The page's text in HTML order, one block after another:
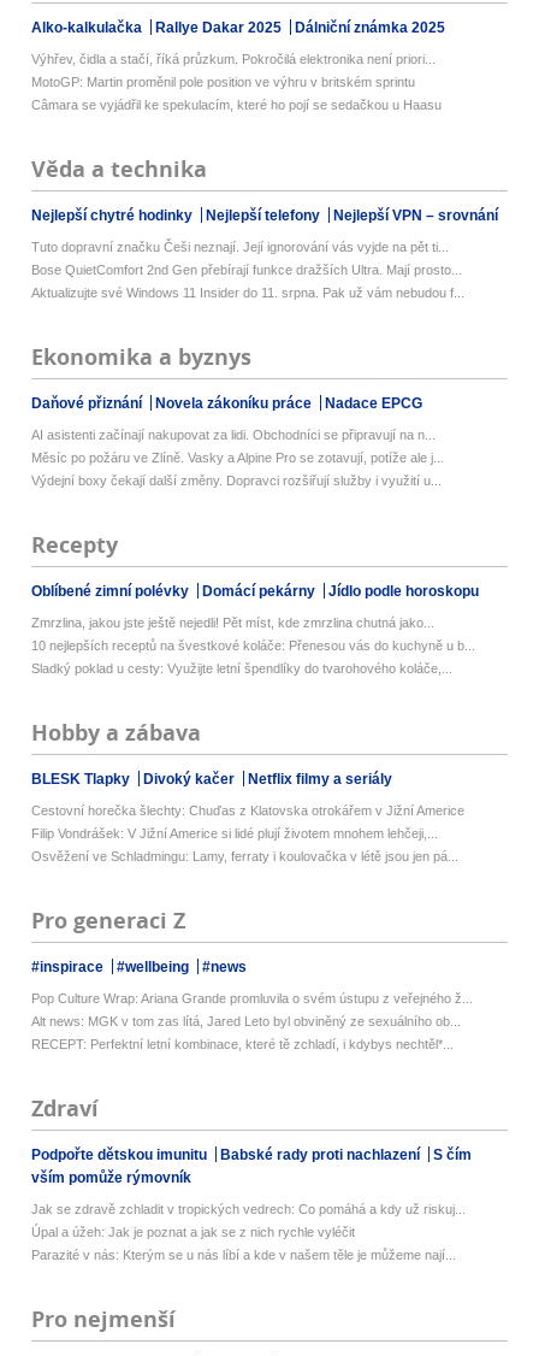
Alko-kalkulačka Rallye Dakar 2025 Dálniční známka 2025
Výhřev, čidla a stačí, říká průzkum. Pokročilá elektronika není priori...
MotoGP: Martin proměnil pole position ve výhru v britském sprintu
Câmara se vyjádřil ke spekulacím, které ho pojí se sedačkou u Haasu
Věda a technika
Nejlepší chytré hodinky Nejlepší telefony Nejlepší VPN – srovnání
Tuto dopravní značku Češi neznají. Její ignorování vás vyjde na pět ti...
Bose QuietComfort 2nd Gen přebírají funkce dražších Ultra. Mají prosto...
Aktualizujte své Windows 11 Insider do 11. srpna. Pak už vám nebudou f...
Ekonomika a byznys
Daňové přiznání Novela zákoníku práce Nadace EPCG
AI asistenti začínají nakupovat za lidi. Obchodníci se připravují na n...
Měsíc po požáru ve Zlíně. Vasky a Alpine Pro se zotavují, potíže ale j...
Výdejní boxy čekají další změny. Dopravci rozšiřují služby i využití u...
Recepty
Oblíbené zimní polévky Domácí pekárny Jídlo podle horoskopu
Zmrzlina, jakou jste ještě nejedli! Pět míst, kde zmrzlina chutná jako...
10 nejlepších receptů na švestkové koláče: Přenesou vás do kuchyně u b...
Sladký poklad u cesty: Využijte letní špendlíky do tvarohového koláče,...
Hobby a zábava
BLESK Tlapky Divoký kačer Netflix filmy a seriály
Cestovní horečka šlechty: Chuďas z Klatovska otrokářem v Jižní Americe
Filip Vondrášek: V Jižní Americe si lidé plují životem mnohem lehčeji,...
Osvěžení ve Schladmingu: Lamy, ferraty i koulovačka v létě jsou jen pá...
Pro generaci Z
#inspirace #wellbeing #news
Pop Culture Wrap: Ariana Grande promluvila o svém ústupu z veřejného ž...
Alt news: MGK v tom zas lítá, Jared Leto byl obviněný ze sexuálního ob...
RECEPT: Perfektní letní kombinace, které tě zchladí, i kdybys nechtěl*...
Zdraví
Podpořte dětskou imunitu Babské rady proti nachlazení
S čím
vším pomůže rýmovník
Jak se zdravě zchladit v tropických vedrech: Co pomáhá a kdy už riskuj...
Úpal a úžeh: Jak je poznat a jak se z nich rychle vyléčit
Parazité v nás: Kterým se u nás líbí a kde v našem těle je můžeme nají...
Pro nejmenší